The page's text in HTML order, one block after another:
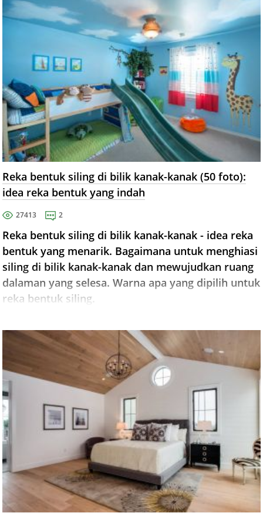
Reka bentuk siling di bilik kanak-kanak (50 foto):
idea reka bentuk yang indah
27413 2
Reka bentuk siling di bilik kanak-kanak - idea reka
bentuk yang menarik. Bagaimana untuk menghiasi
siling di bilik kanak-kanak dan mewujudkan ruang
dalaman yang selesa. Warna apa yang dipilih untuk
reka bentuk siling.